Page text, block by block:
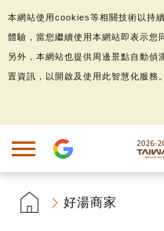
好湯商家
本網站使用cookies等相關技術以持
體驗，當您繼續使用本網站即表示您
另外，本網站也提供周邊景點自動偵
置資訊，以開啟及使用此智慧化服務。